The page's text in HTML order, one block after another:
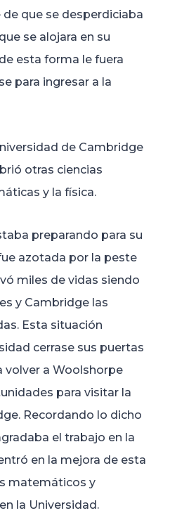
que se desperdiciaba
se alojara en su
esta forma le fuera
para ingresar a la
de Cambridge
otras ciencias
y la física.
preparando para su
azotada por la peste
miles de vidas siendo
y Cambridge las
Esta situación
cerrase sus puertas
volver a Woolshorpe
para visitar la
Recordando lo dicho
el trabajo en la
en la mejora de esta
matemáticos y
la Universidad.